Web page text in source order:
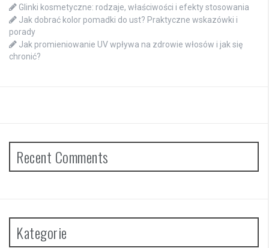
Glinki kosmetyczne: rodzaje, właściwości i efekty stosowania
Jak dobrać kolor pomadki do ust? Praktyczne wskazówki i
porady
Jak promieniowanie UV wpływa na zdrowie włosów i jak się
chronić?
Recent Comments
Kategorie